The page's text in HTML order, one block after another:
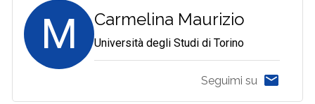
M Carmelina Maurizio
Università degli Studi di Torino
Seguimi su